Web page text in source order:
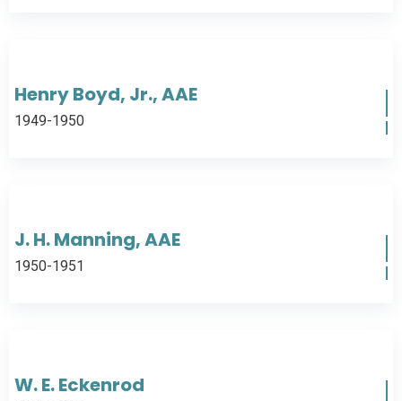
Henry Boyd, Jr., AAE
1949-1950
J. H. Manning, AAE
1950-1951
W. E. Eckenrod